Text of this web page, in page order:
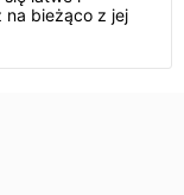
bieżąco z jej